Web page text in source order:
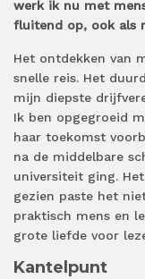
werk ik nu met
fluitend op, ook als
Het ontdekken van
snelle reis. Het
mijn diepste
Ik ben opgegroeid
haar toekomst
na de middelbare
universiteit ging.
gezien paste het
praktisch mens en
grote liefde voor
Kantelpunt